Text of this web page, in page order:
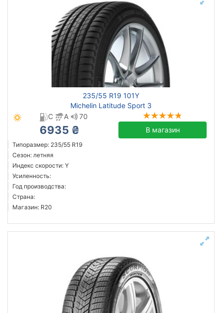
235/55 R19 101Y
Michelin Latitude Sport 3
C
A 70
6935 ₴ В магазин
Типоразмер: 235/55 R19
Сезон: летняя
Индекс скорости: Y
Усиленность:
Год производства:
Страна:
Магазин: R20